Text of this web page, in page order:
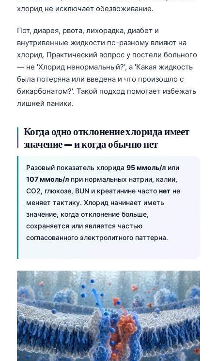
хлорид не исключает обезвоживание.
Пот, диарея, рвота, лихорадка, диабет и
внутривенные жидкости по-разному влияют на
хлорид. Практический вопрос у постели больного
— не 'Хлорид ненормальный?', а 'Какая жидкость
была потеряна или введена и что произошло с
бикарбонатом?'. Такой подход помогает избежать
лишней паники.
Когда одно отклонение хлорида имеет
значение — и когда обычно нет
Разовый показатель хлорида 95 ммоль/л или
107 ммоль/л при нормальных натрии, калии,
CO2, глюкозе, BUN и креатинине часто нет не
меняет тактику. Хлорид начинает иметь
значение, когда отклонение больше,
сохраняется или является частью
согласованного электролитного паттерна.
Română
简体中文
فارسی
Български
Dansk
Nederlands
Հայերեն
Íslenska
Српски језик
Svenska
Bosanski
Azərbaycan dili
Eesti
Čeština
ქართული
Lietuvių kalba
Polski
한국어